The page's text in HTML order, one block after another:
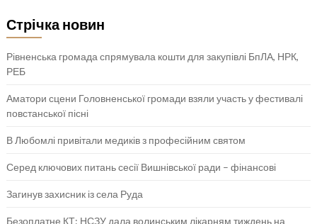
Стрічка новин
Рівненська громада спрямувала кошти для закупівлі БпЛА, НРК,
РЕБ
Аматори сцени Головненської громади взяли участь у фестивалі
повстанської пісні
В Любомлі привітали медиків з професійним святом
Серед ключових питань сесії Вишнівської ради – фінансові
Загинув захисник із села Руда
Безоплатне КТ: НСЗУ дала волинським лікарням тиждень на